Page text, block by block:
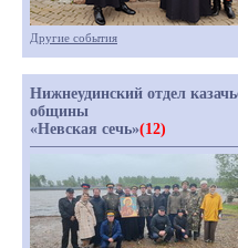
Другие события
Нижнеудинский отдел
общины
«Невская сечь»(12)